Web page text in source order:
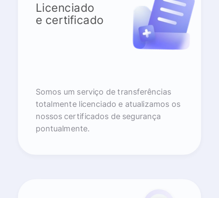
Licenciado
e certificado
Somos um serviço de transferências
totalmente licenciado e atualizamos os
nossos certificados de segurança
pontualmente.